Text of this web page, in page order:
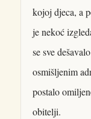
kojoj djeca, a
je nekoć
se sve
osmišljenim
postalo
obitelji.